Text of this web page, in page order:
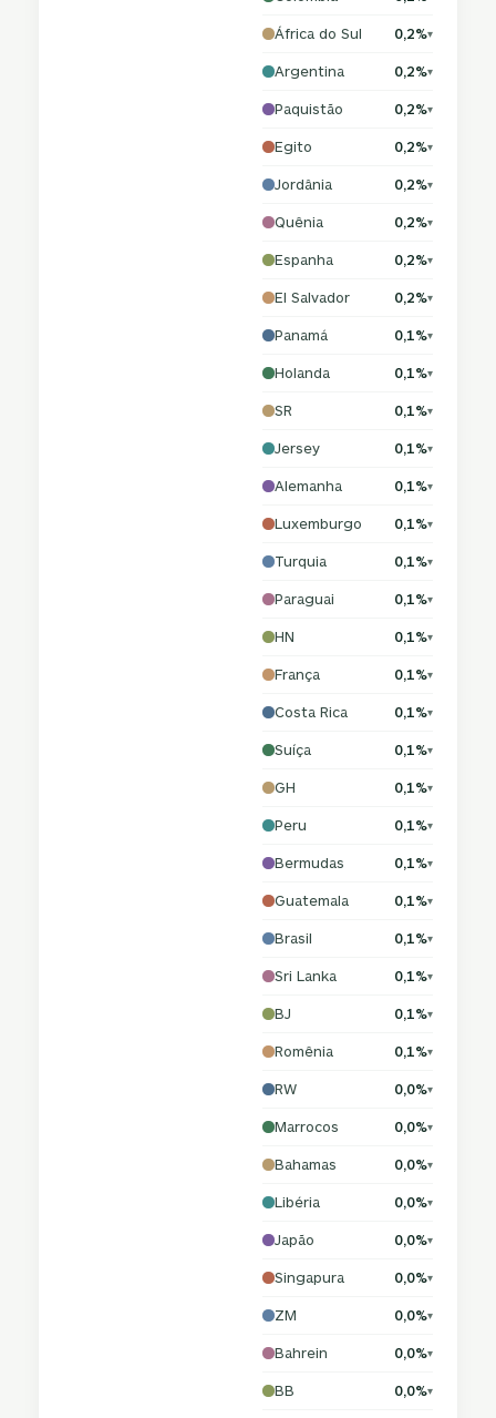
África do Sul 0,2%▾
Argentina 0,2%▾
Paquistão 0,2%▾
Egito 0,2%▾
Jordânia 0,2%▾
Quênia 0,2%▾
Espanha 0,2%▾
El Salvador 0,2%▾
Panamá 0,1%▾
Holanda 0,1%▾
SR 0,1%▾
Jersey 0,1%▾
Alemanha 0,1%▾
Luxemburgo 0,1%▾
Turquia 0,1%▾
Paraguai 0,1%▾
HN 0,1%▾
França 0,1%▾
Costa Rica 0,1%▾
Suíça 0,1%▾
GH 0,1%▾
Peru 0,1%▾
Bermudas 0,1%▾
Guatemala 0,1%▾
Brasil 0,1%▾
Sri Lanka 0,1%▾
BJ 0,1%▾
Romênia 0,1%▾
RW 0,0%▾
Marrocos 0,0%▾
Bahamas 0,0%▾
Libéria 0,0%▾
Japão 0,0%▾
Singapura 0,0%▾
ZM 0,0%▾
Bahrein 0,0%▾
BB 0,0%▾